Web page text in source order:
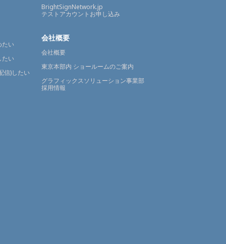
たい
たい
信)したい
BrightSignNetwork.jp
テストアカウントお申し込み
会社概要
会社概要
東京本部内 ショールームのご案内
グラフィックスソリューション事業部
採用情報